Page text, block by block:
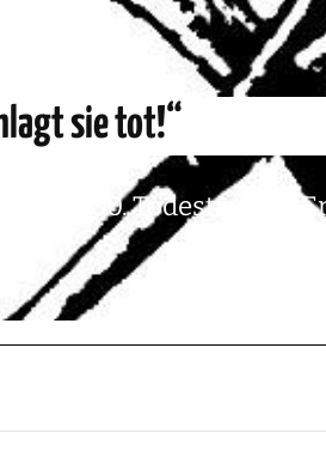
sie tot!“
zum 80. Todestag von